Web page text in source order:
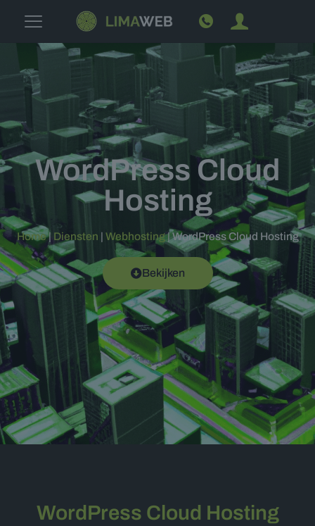
WordPress Cloud
Hosting
Home| Diensten | Webhosting|WordPress Cloud Hosting
Bekijken
WordPress Cloud Hosting